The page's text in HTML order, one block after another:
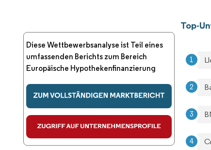
Diese Wettbewerbsanalyse ist Teil eines
umfassenden Berichts zum Bereich
Europäische Hypothekenfinanzierung
Top-